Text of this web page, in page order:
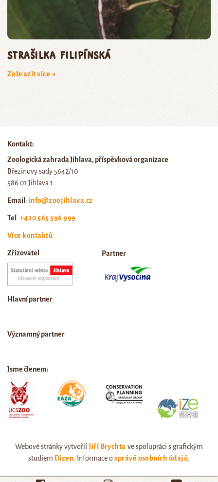
Strašilka filipínská
Zobrazit více →
Kontakt:
Zoologická zahrada Jihlava, příspěvková organizace
Březinovy sady 5642/10
586 01 Jihlava 1
Email : info@zoojihlava.cz
Tel : +420 565 596 999
Více kontaktů
Zřizovatel Partner
Hlavní partner
Významný partner
Jsme členem:
Webové stránky vytvořilJiří Brychta ve spolupráci s grafickým
studiem Dizen . Informace osprávě osobních údajů